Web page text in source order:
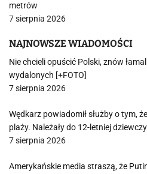
metrów
7 sierpnia 2026
NAJNOWSZE WIADOMOŚCI
Nie chcieli opuścić Polski, znów
wydalonych [+FOTO]
7 sierpnia 2026
Wędkarz powiadomił służby o tym,
plaży. Należały do 12-letniej
7 sierpnia 2026
Amerykańskie media straszą, że